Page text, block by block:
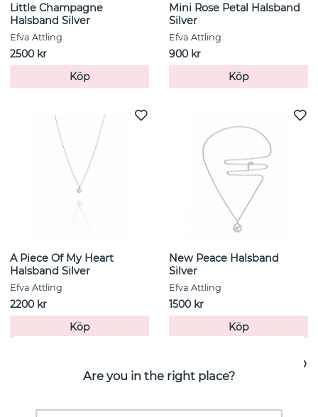
Little Champagne
Halsband Silver
Efva Attling
2500 kr
Köp
Mini Rose Petal Halsband
Silver
Efva Attling
900 kr
Köp
A Piece Of My Heart
Halsband Silver
Efva Attling
2200 kr
Köp
New Peace Halsband
Silver
Efva Attling
1500 kr
Köp
Are you in the right place?